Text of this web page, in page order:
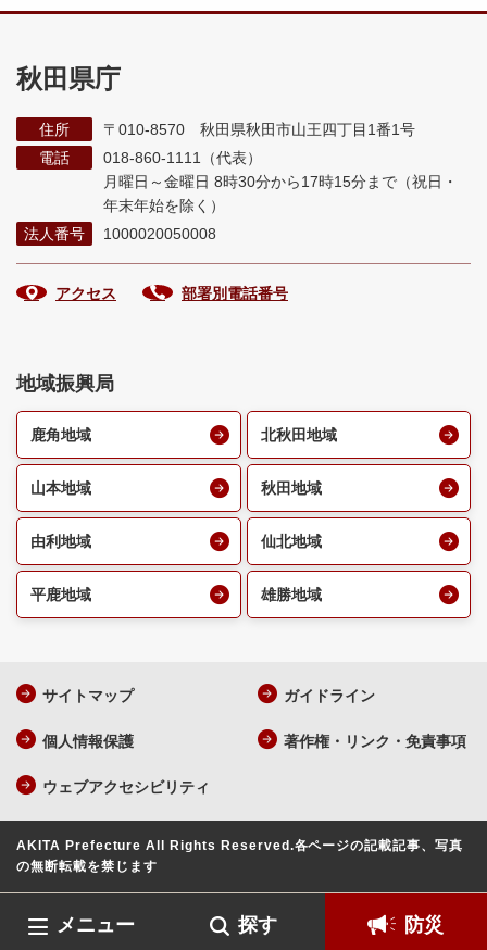
メニュー 探す 防災
秋田県庁
住所
〒010-8570 秋田県秋田市山王四丁目1番1号
電話
018-860-1111（代表）
月曜日～金曜日 8時30分から17時15分まで （祝日・
年末年始を除く）
法人番号
1000020050008
アクセス 部署別電話番号
地域振興局
鹿角地域 北秋田地域
山本地域 秋田地域
由利地域 仙北地域
平鹿地域 雄勝地域
サイトマップ ガイドライン
個人情報保護 著作権・リンク・免責事項
ウェブアクセシビリティ
AKITA Prefecture All Rights Reserved.各ページの記載記事、写真
の無断転載を禁じます